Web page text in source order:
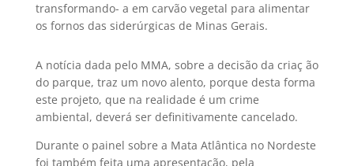
transformando- a em carvão vegetal para alimentar
os fornos das siderúrgicas de Minas Gerais.
A notícia dada pelo MMA, sobre a decisão da criaç ão
do parque, traz um novo alento, porque desta forma
este projeto, que na realidade é um crime
ambiental, deverá ser definitivamente cancelado.
Durante o painel sobre a Mata Atlântica no Nordeste
foi também feita uma apresentação, pela